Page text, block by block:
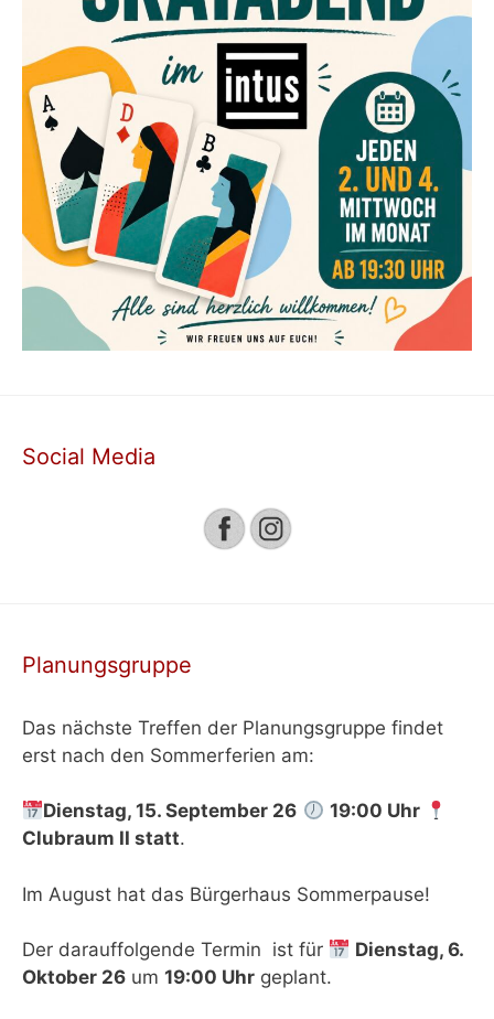
Social Media
Planungsgruppe
Das nächste Treffen der Planungsgruppe findet
erst nach den Sommerferien am:
Dienstag, 15. September 26
19:00 Uhr
Clubraum II statt.
Im August hat das Bürgerhaus Sommerpause!
Der darauffolgende Termin ist für
Dienstag, 6.
Oktober 26 um 19:00 Uhr geplant.